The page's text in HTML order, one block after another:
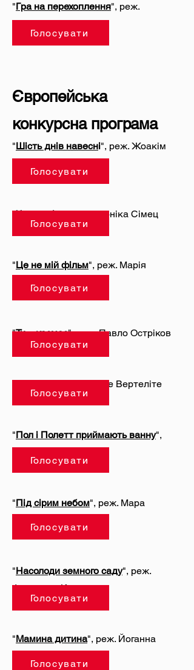
"Гра на перехоплення", реж.
Володимир Мула
Європейська
конкурсна програма
"Шість днів навесні", реж. Жоакім
"Чорна діра", реж. Моніка Сімец
"Це не мій фільм", реж. Марія
Збонска
"Ти – космос", реж. Павло Остріков
"Смаколик", реж. Еґле Вертеліте
"Пол і Полетт приймають ванну",
"Під сірим небом", реж. Мара
"Насолоди земного саду", реж.
Фернандо Коломо
"Мамина дитина", реж. Йоганна
Голосувати
Голосувати
Голосувати
Голосувати
Голосувати
Голосувати
Голосувати
Голосувати
Голосувати
Голосувати